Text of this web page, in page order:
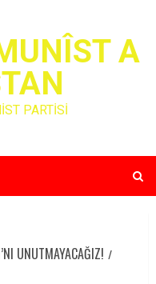
A
PARTİSİ
UNUTMAYACAĞIZ!